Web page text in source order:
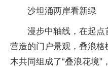
沙坦涌两岸看新绿
漫步中轴线，在起
营造的门户景观，叠浪
木共同组成了“叠浪花境”